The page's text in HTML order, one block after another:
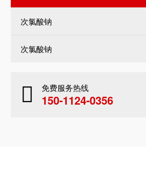
次氯酸钠
次氯酸钠
免费服务热线
150-1124-0356